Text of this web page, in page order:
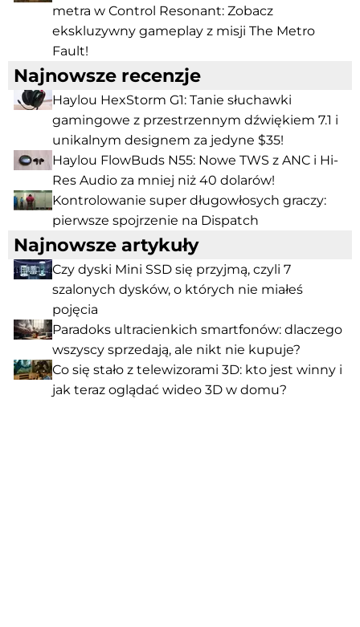
metra w Control Resonant: Zobacz
ekskluzywny gameplay z misji The Metro
Fault!
Najnowsze recenzje
Haylou HexStorm G1: Tanie słuchawki
gamingowe z przestrzennym dźwiękiem 7.1 i
unikalnym designem za jedyne $35!
Haylou FlowBuds N55: Nowe TWS z ANC i Hi-
Res Audio za mniej niż 40 dolarów!
Kontrolowanie super długowłosych graczy:
pierwsze spojrzenie na Dispatch
Najnowsze artykuły
Czy dyski Mini SSD się przyjmą, czyli 7
szalonych dysków, o których nie miałeś
pojęcia
Paradoks ultracienkich smartfonów: dlaczego
wszyscy sprzedają, ale nikt nie kupuje?
Co się stało z telewizorami 3D: kto jest winny i
jak teraz oglądać wideo 3D w domu?